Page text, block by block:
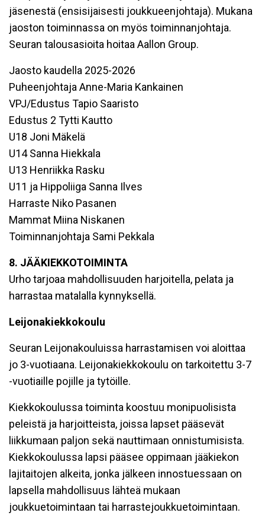
jäsenestä (ensisijaisesti joukkueenjohtaja). Mukana
jaoston toiminnassa on myös toiminnanjohtaja.
Seuran talousasioita hoitaa Aallon Group.
Jaosto kaudella 2025-2026
Puheenjohtaja Anne-Maria Kankainen
VPJ/Edustus Tapio Saaristo
Edustus 2 Tytti Kautto
U18 Joni Mäkelä
U14 Sanna Hiekkala
U13 Henriikka Rasku
U11 ja Hippoliiga Sanna Ilves
Harraste Niko Pasanen
Mammat Miina Niskanen
Toiminnanjohtaja Sami Pekkala
8. JÄÄKIEKKOTOIMINTA
Urho tarjoaa mahdollisuuden harjoitella, pelata ja
harrastaa matalalla kynnyksellä.
Leijonakiekkokoulu
Seuran Leijonakouluissa harrastamisen voi aloittaa
jo 3-vuotiaana. Leijonakiekkokoulu on tarkoitettu 3-7
-vuotiaille pojille ja tytöille.
Kiekkokoulussa toiminta koostuu monipuolisista
peleistä ja harjoitteista, joissa lapset pääsevät
liikkumaan paljon sekä nauttimaan onnistumisista.
Kiekkokoulussa lapsi pääsee oppimaan jääkiekon
lajitaitojen alkeita, jonka jälkeen innostuessaan on
lapsella mahdollisuus lähteä mukaan
joukkuetoimintaan tai harrastejoukkuetoimintaan.